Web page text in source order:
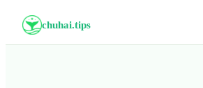
chuhai.tips